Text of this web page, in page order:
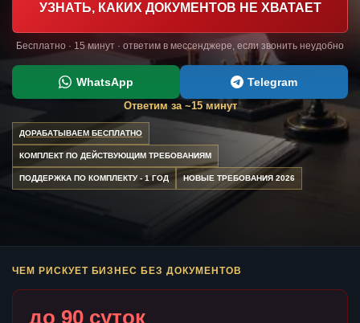
УЗНАТЬ, КАКИХ ДОКУМЕНТОВ НЕ ХВАТАЕТ
Бесплатно · 15 минут · ответим в мессенджере, если звонить неудобно
WhatsApp Telegram
Ответим за ~15 минут
ДОРАБАТЫВАЕМ БЕСПЛАТНО
КОМПЛЕКТ ПО ДЕЙСТВУЮЩИМ ТРЕБОВАНИЯМ
ПОДДЕРЖКА ПО КОМПЛЕКТУ - 1 ГОД НОВЫЕ ТРЕБОВАНИЯ 2026
ЧЕМ РИСКУЕТ БИЗНЕС БЕЗ ДОКУМЕНТОВ
до 90 суток